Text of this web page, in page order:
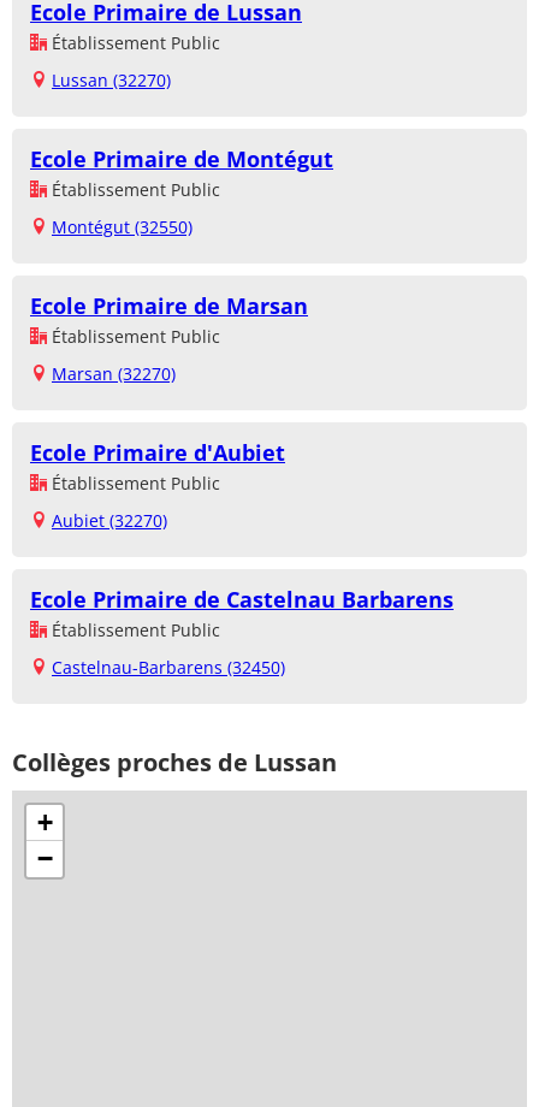
Ecole Primaire de Lussan
Établissement Public
Lussan (32270)
Ecole Primaire de Montégut
Établissement Public
Montégut (32550)
Ecole Primaire de Marsan
Établissement Public
Marsan (32270)
Ecole Primaire d'Aubiet
Établissement Public
Aubiet (32270)
Ecole Primaire de Castelnau Barbarens
Établissement Public
Castelnau-Barbarens (32450)
Collèges proches de Lussan
+
−